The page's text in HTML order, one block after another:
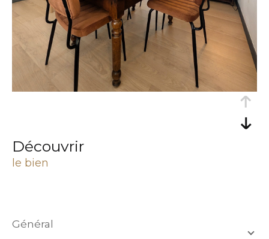
découvrir
le bien
général